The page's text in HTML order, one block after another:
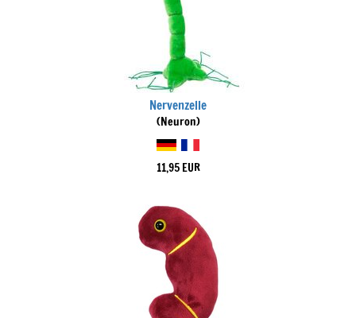
Nervenzelle
(Neuron)
11,95 EUR